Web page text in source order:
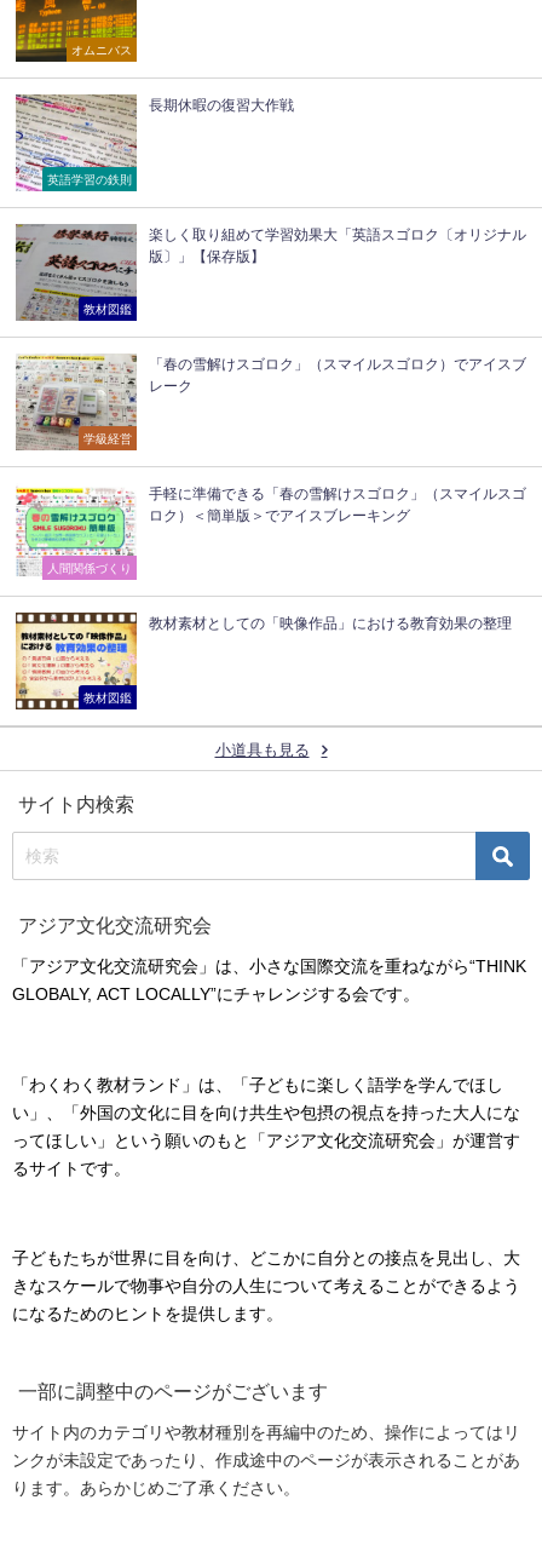
オムニバス
英語学習の鉄則
長期休暇の復習大作戦
教材図鑑
楽しく取り組めて学習効果大「英語スゴロク〔オリジナル
版〕」【保存版】
学級経営
「春の雪解けスゴロク」（スマイルスゴロク）でアイスブ
レーク
人間関係づくり
手軽に準備できる「春の雪解けスゴロク」（スマイルスゴ
ロク）＜簡単版＞でアイスブレーキング
教材図鑑
教材素材としての「映像作品」における教育効果の整理
小道具も見る
サイト内検索
アジア文化交流研究会
「アジア文化交流研究会」は、小さな国際交流を重ねながら“THINK
GLOBALY, ACT LOCALLY”にチャレンジする会です。
「わくわく教材ランド」は、「子どもに楽しく語学を学んでほし
い」、「外国の文化に目を向け共生や包摂の視点を持った大人にな
ってほしい」という願いのもと「アジア文化交流研究会」が運営す
るサイトです。
子どもたちが世界に目を向け、どこかに自分との接点を見出し、大
きなスケールで物事や自分の人生について考えることができるよう
になるためのヒントを提供します。
一部に調整中のページがございます
サイト内のカテゴリや教材種別を再編中のため、操作によってはリ
ンクが未設定であったり、作成途中のページが表示されることがあ
ります。あらかじめご了承ください。